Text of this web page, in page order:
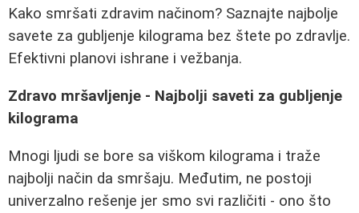
Kako smršati zdravim načinom? Saznajte najbolje
savete za gubljenje kilograma bez štete po zdravlje.
Efektivni planovi ishrane i vežbanja.
Zdravo mršavljenje - Najbolji saveti za gubljenje
kilograma
Mnogi ljudi se bore sa viškom kilograma i traže
najbolji način da smršaju. Međutim, ne postoji
univerzalno rešenje jer smo svi različiti - ono što